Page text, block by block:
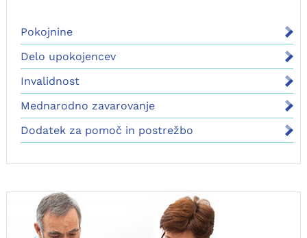
Pokojnine
Delo upokojencev
Invalidnost
Mednarodno zavarovanje
Dodatek za pomoč in postrežbo